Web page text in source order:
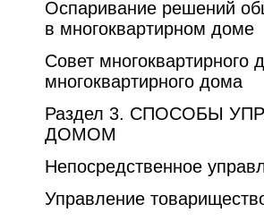
Оспаривание решений
в многоквартирном доме
Совет многоквартирного
многоквартирного дома
Раздел 3. СПОСОБЫ
ДОМОМ
Непосредственное
Управление